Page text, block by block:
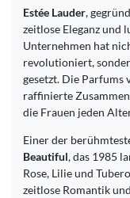
Estée Lauder,
zeitlose Eleganz und
Unternehmen hat
revolutioniert,
gesetzt. Die Parfums
raffinierte
die Frauen jeden
Einer der
Beautiful, das 1985
Rose, Lilie und
zeitlose Romantik